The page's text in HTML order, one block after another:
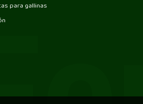
para gallinas